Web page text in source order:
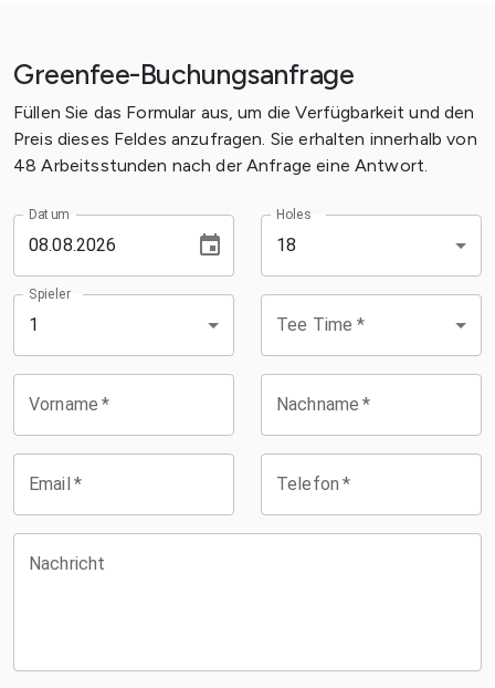
Greenfee-Buchungsanfrage
Füllen Sie das Formular aus, um die Verfügbarkeit und den
Preis dieses Feldes anzufragen. Sie erhalten innerhalb von
48 Arbeitsstunden nach der Anfrage eine Antwort.
Datum Holes
18
Spieler
1 Tee Time *
Vorname * Nachname *
Email * Telefon *
Nachricht